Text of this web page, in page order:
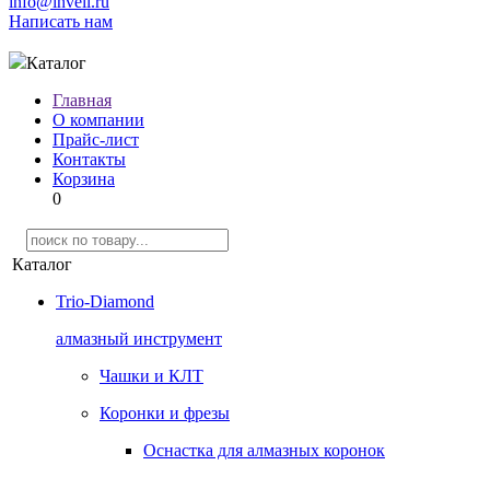
Написать нам
Каталог
Главная
О компании
Прайс-лист
Контакты
Корзина
0
Каталог
Trio-Diamond
алмазный инструмент
Чашки и КЛТ
Коронки и фрезы
Оснастка для алмазных коронок